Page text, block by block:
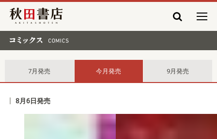
秋田書店
7月発売 今月発売 9月発売
8月6日発売